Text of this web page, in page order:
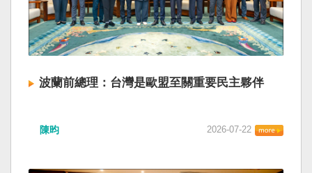
波蘭前總理：台灣是歐盟至關重要民主夥伴
陳昀 2026-07-22